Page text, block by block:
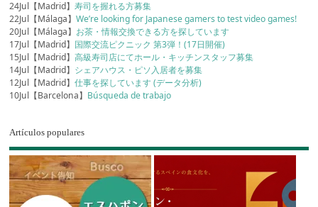
24Jul【Madrid】寿司を握れる方募集
22Jul【Málaga】We’re looking for Japanese gamers to test video games!
20Jul【Málaga】 お茶・情報交換できる方を探しています
17Jul【Madrid】 国際交流ピクニック 第3弾！(17日開催)
15Jul【Madrid】高級寿司店にてホール・キッチンスタッフ募集
14Jul【Madrid】 シェアハウス・ピソ入居者を募集
12Jul【Madrid】仕事を探しています (データ分析)
10Jul【Barcelona】 Búsqueda de trabajo
Artículos populares